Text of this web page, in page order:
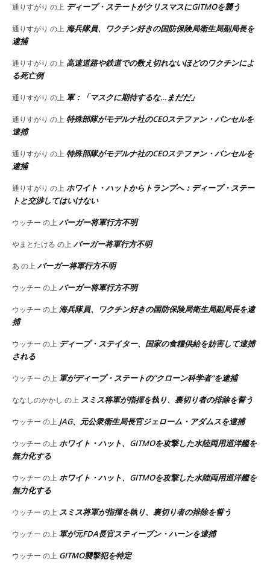
通りすがり の上 ディープ・ステートがクリスマスにGITMOを襲う
通りすがり の上 海兵隊員、ワクチン好きの国防保険局衛生局副局長を
逮捕
通りすがり の上 高速道路や鉄道での数え切れないほどのワクチンによ
る死亡例
通りすがり の上 軍：「マスクに期待するな…まだだ」
通りすがり の上 特殊部隊がモデルナ社のCEOステファン・バンセルを
逮捕
通りすがり の上 特殊部隊がモデルナ社のCEOステファン・バンセルを
逮捕
通りすがり の上 ホワイト・ハットからトランプへ：ディープ・ステー
トと交渉してはいけない
ウッチー の上 バーガー将軍行方不明
やまとたける の上 バーガー将軍行方不明
あ の上 バーガー将軍行方不明
ウッチー の上 バーガー将軍行方不明
ウッチー の上 海兵隊員、ワクチン好きの国防保険局衛生局副局長を逮
捕
ウッチー の上 ディープ・ステイター、国家の食糧供給を妨害して逮捕
される
ウッチー の上 軍がディープ・ステートの”クローン科学者”を逮捕
ななしのかかし の上 スミス将軍が指揮を執り、裏切り者の排除を誓う
ウッチー の上 JAG、元公衆衛生局長官ジェローム・アダムスを逮捕
ウッチー の上 ホワイト・ハット、GITMOを攻撃した水陸両用巡洋艦を
無力化する
ウッチー の上 ホワイト・ハット、GITMOを攻撃した水陸両用巡洋艦を
無力化する
ウッチー の上 スミス将軍が指揮を執り、裏切り者の排除を誓う
ウッチー の上 軍が元FDA長官スティーブン・ハーンを逮捕
ウッチー の上 GITMO襲撃犯を特定